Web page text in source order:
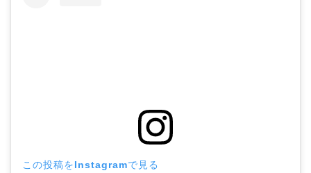
この投稿をInstagramで見る